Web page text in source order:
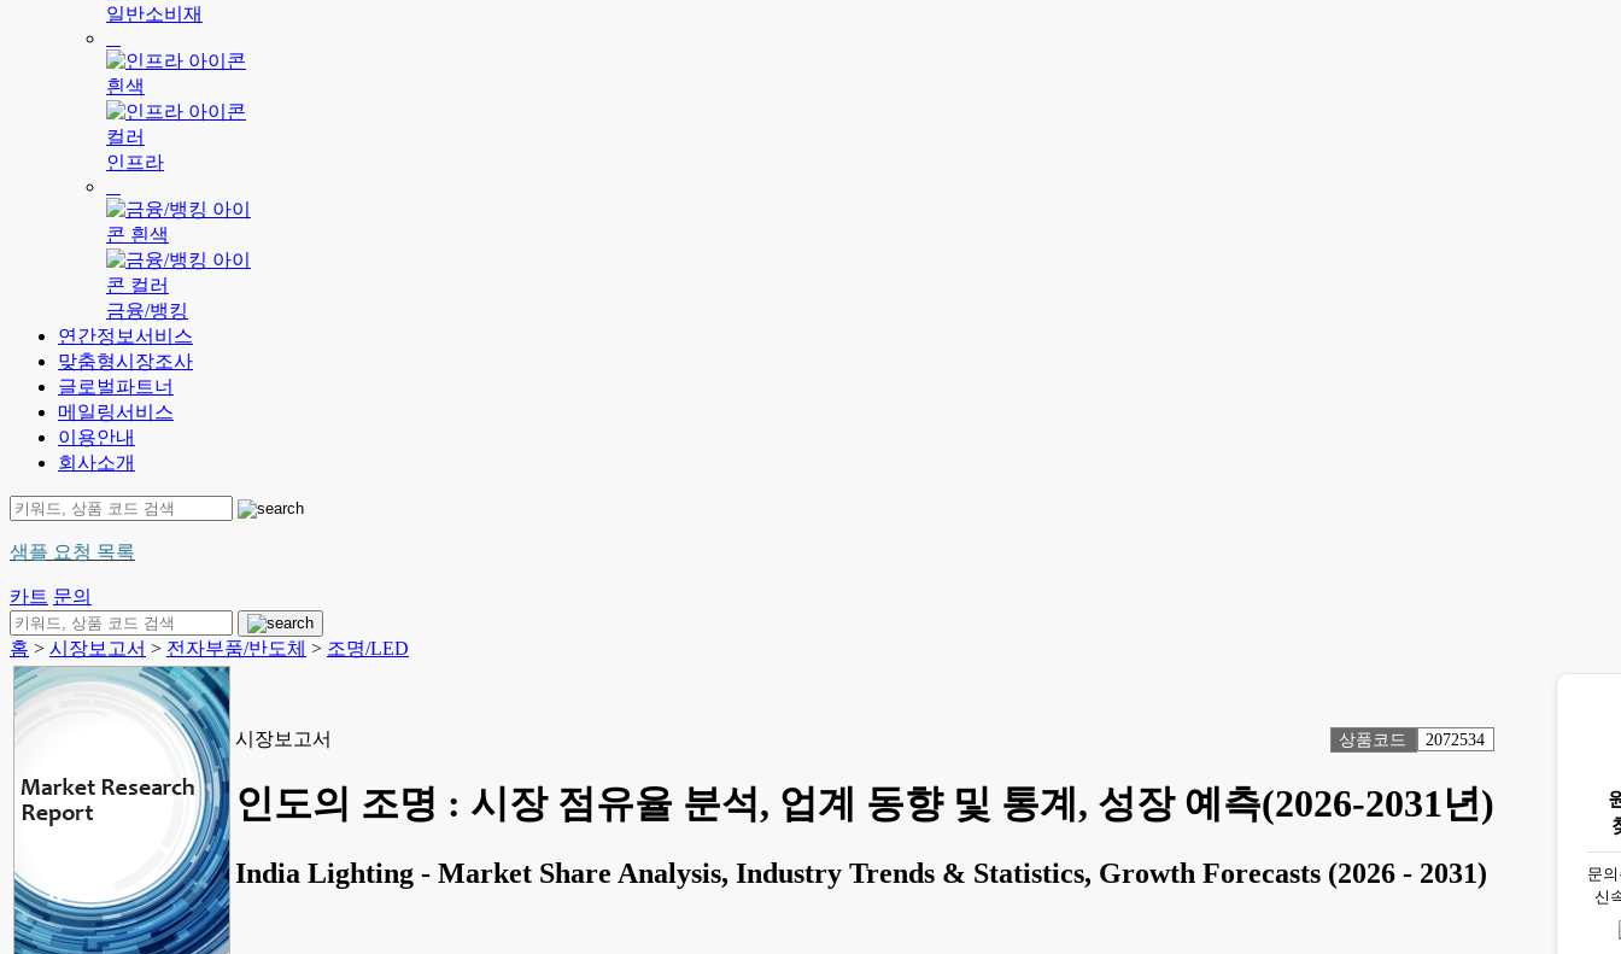
일반소비재
인프라
금융/뱅킹
연간정보서비스
맞춤형시장조사
글로벌파트너
메일링서비스
이용안내
회사소개
샘플 요청 목록
카트 문의
홈 > 시장보고서 > 전자부품/반도체 > 조명/LED
시장보고서 상품코드 2072534
인도의 조명 : 시장 점유율 분석, 업계 동향 및 통계, 성장 예측(2026-2031년)
India Lighting - Market Share Analysis, Industry Trends & Statistics, Growth Forecasts (2026 - 2031)
문
신